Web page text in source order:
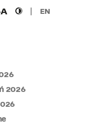
wielkość
czcionki
wysoki
kontrast
EN
2026